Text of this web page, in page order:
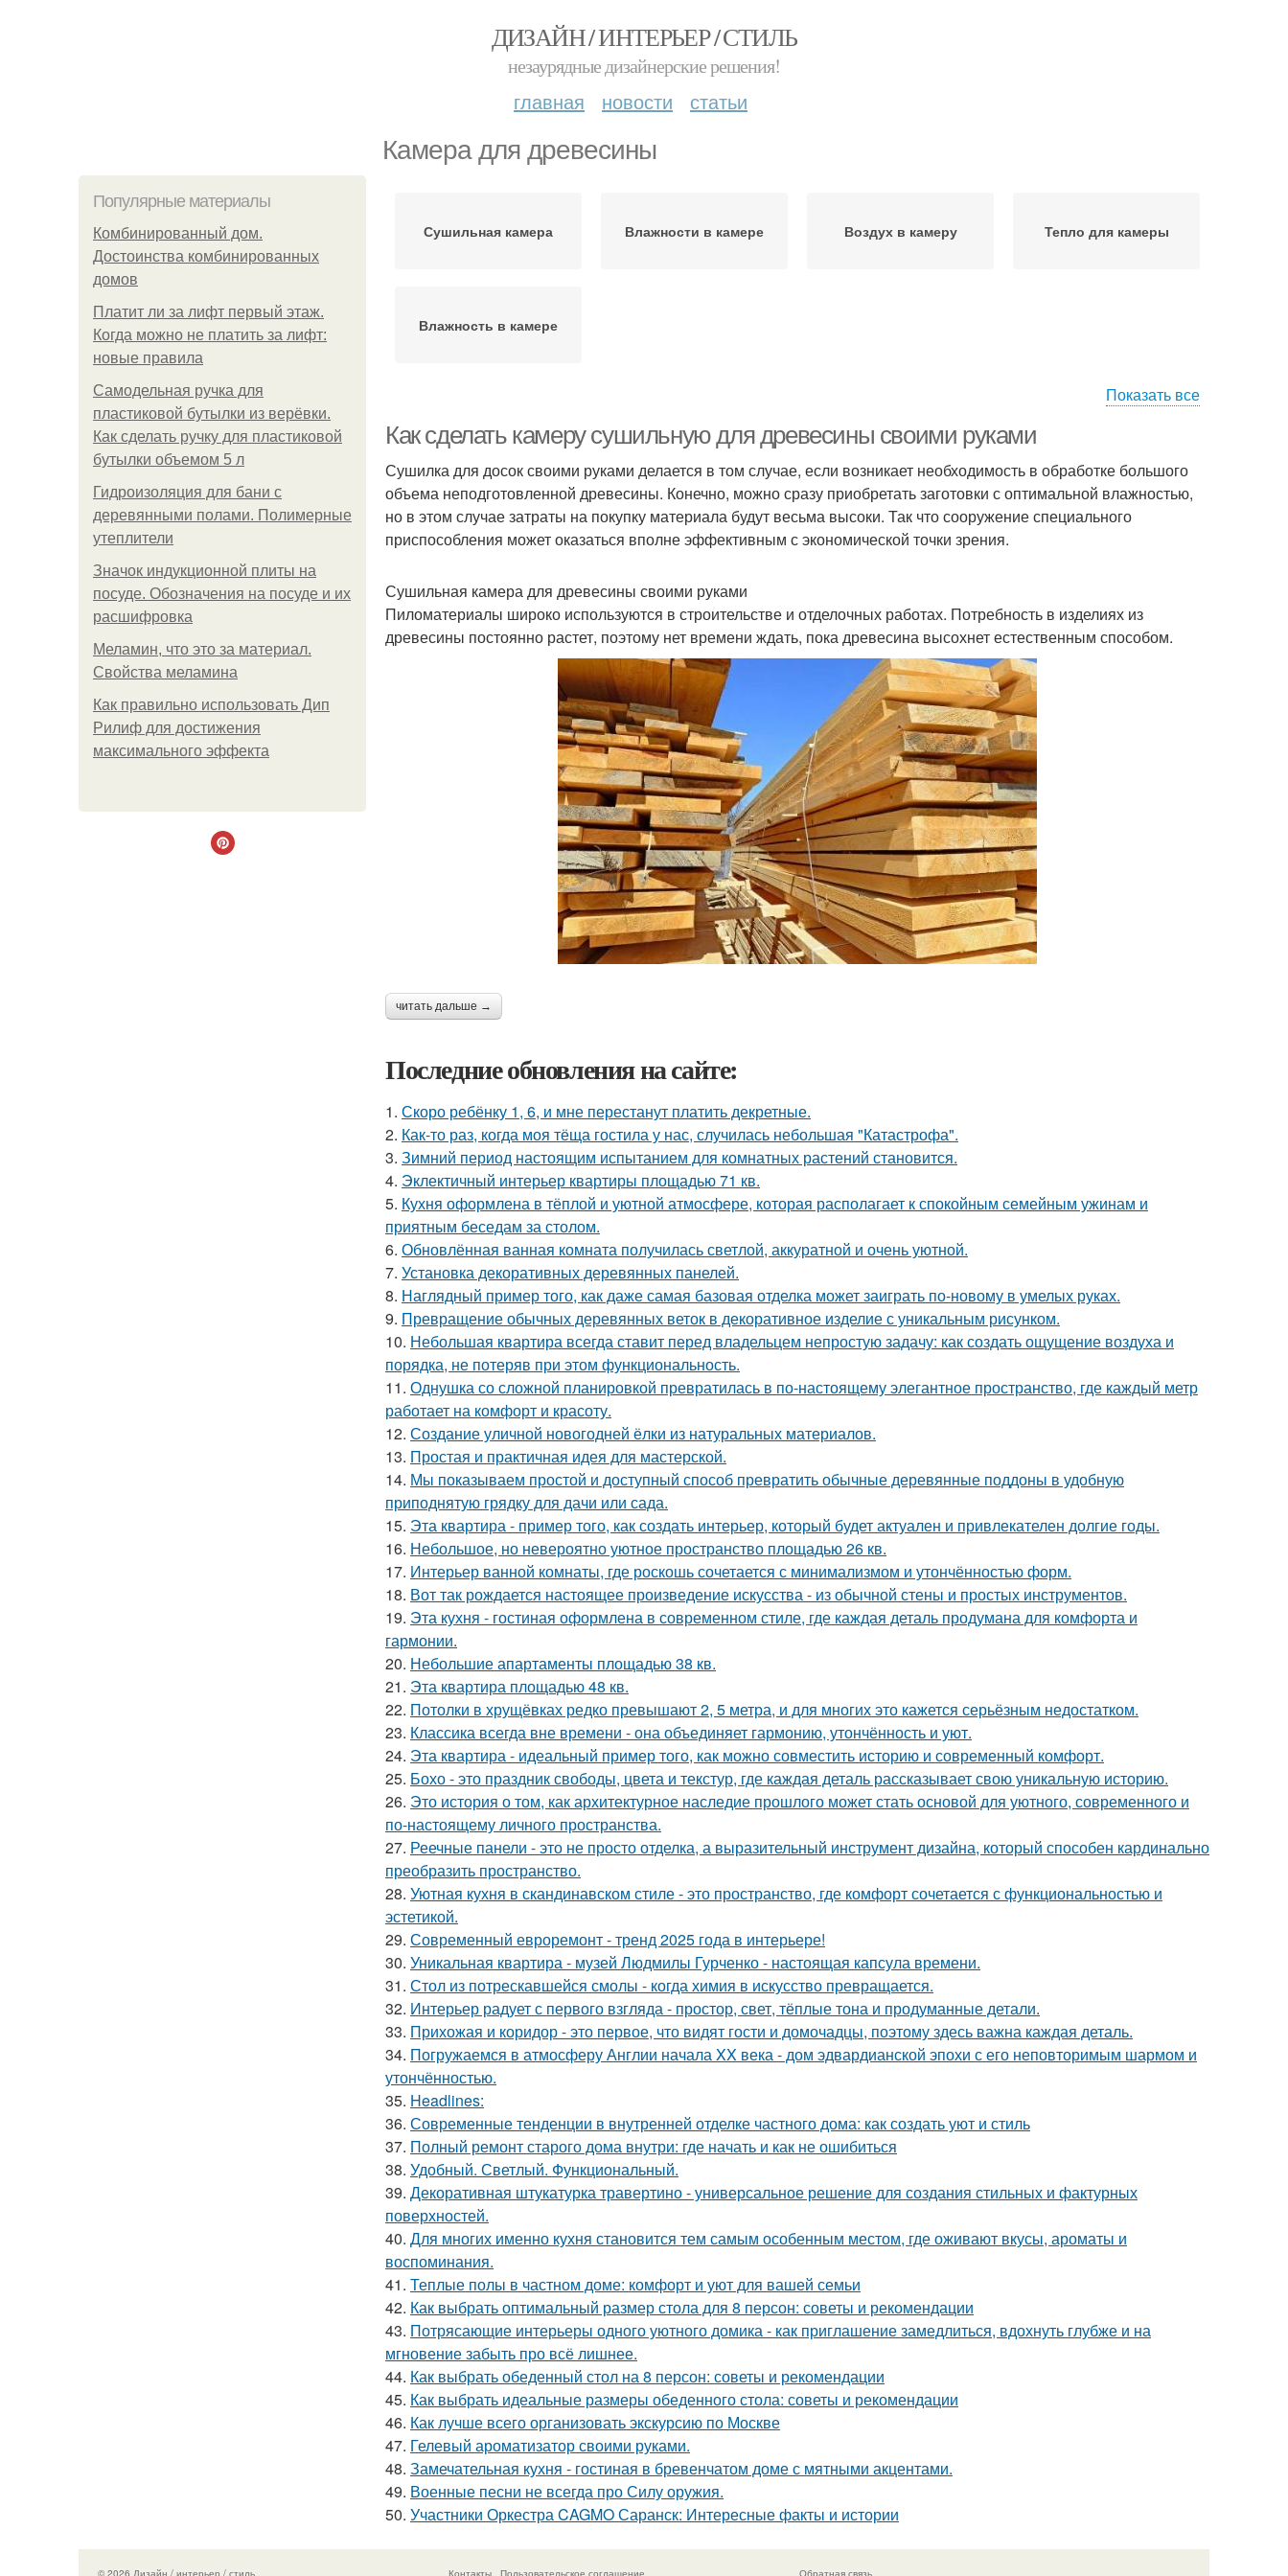
ДИЗАЙН / ИНТЕРЬЕР / СТИЛЬ
незаурядные дизайнерские решения!
главная новости статьи
Камера для древесины
Популярные материалы
Комбинированный дом.
Достоинства комбинированных
домов
Платит ли за лифт первый этаж.
Когда можно не платить за лифт:
новые правила
Самодельная ручка для
пластиковой бутылки из верёвки.
Как сделать ручку для пластиковой
бутылки объемом 5 л
Гидроизоляция для бани с
деревянными полами. Полимерные
утеплители
Значок индукционной плиты на
посуде. Обозначения на посуде и их
расшифровка
Меламин, что это за материал.
Свойства меламина
Как правильно использовать Дип
Рилиф для достижения
максимального эффекта
Сушильная камера Влажности в камере Воздух в камеру Тепло для камеры
Влажность в камере
Показать все
Как сделать камеру сушильную для древесины своими руками
Сушилка для досок своими руками делается в том случае, если возникает необходимость в обработке большого
объема неподготовленной древесины. Конечно, можно сразу приобретать заготовки с оптимальной влажностью,
но в этом случае затраты на покупку материала будут весьма высоки. Так что сооружение специального
приспособления может оказаться вполне эффективным с экономической точки зрения.
Сушильная камера для древесины своими руками
Пиломатериалы широко используются в строительстве и отделочных работах. Потребность в изделиях из
древесины постоянно растет, поэтому нет времени ждать, пока древесина высохнет естественным способом.
читать дальше →
Последние обновления на сайте:
1. Скоро ребёнку 1, 6, и мне перестанут платить декретные.
2. Как-то раз, когда моя тёща гостила у нас, случилась небольшая "Катастрофа".
3. Зимний период настоящим испытанием для комнатных растений становится.
4. Эклектичный интерьер квартиры площадью 71 кв.
5. Кухня оформлена в тёплой и уютной атмосфере, которая располагает к спокойным семейным ужинам и
приятным беседам за столом.
6. Обновлённая ванная комната получилась светлой, аккуратной и очень уютной.
7. Установка декоративных деревянных панелей.
8. Наглядный пример того, как даже самая базовая отделка может заиграть по-новому в умелых руках.
9. Превращение обычных деревянных веток в декоративное изделие с уникальным рисунком.
10. Небольшая квартира всегда ставит перед владельцем непростую задачу: как создать ощущение воздуха и
порядка, не потеряв при этом функциональность.
11. Однушка со сложной планировкой превратилась в по-настоящему элегантное пространство, где каждый метр
работает на комфорт и красоту.
12. Создание уличной новогодней ёлки из натуральных материалов.
13. Простая и практичная идея для мастерской.
14. Мы показываем простой и доступный способ превратить обычные деревянные поддоны в удобную
приподнятую грядку для дачи или сада.
15. Эта квартира - пример того, как создать интерьер, который будет актуален и привлекателен долгие годы.
16. Небольшое, но невероятно уютное пространство площадью 26 кв.
17. Интерьер ванной комнаты, где роскошь сочетается с минимализмом и утончённостью форм.
18. Вот так рождается настоящее произведение искусства - из обычной стены и простых инструментов.
19. Эта кухня - гостиная оформлена в современном стиле, где каждая деталь продумана для комфорта и
гармонии.
20. Небольшие апартаменты площадью 38 кв.
21. Эта квартира площадью 48 кв.
22. Потолки в хрущёвках редко превышают 2, 5 метра, и для многих это кажется серьёзным недостатком.
23. Классика всегда вне времени - она объединяет гармонию, утончённость и уют.
24. Эта квартира - идеальный пример того, как можно совместить историю и современный комфорт.
25. Бохо - это праздник свободы, цвета и текстур, где каждая деталь рассказывает свою уникальную историю.
26. Это история о том, как архитектурное наследие прошлого может стать основой для уютного, современного и
по-настоящему личного пространства.
27. Реечные панели - это не просто отделка, а выразительный инструмент дизайна, который способен кардинально
преобразить пространство.
28. Уютная кухня в скандинавском стиле - это пространство, где комфорт сочетается с функциональностью и
эстетикой.
29. Современный евроремонт - тренд 2025 года в интерьере!
30. Уникальная квартира - музей Людмилы Гурченко - настоящая капсула времени.
31. Стол из потрескавшейся смолы - когда химия в искусство превращается.
32. Интерьер радует с первого взгляда - простор, свет, тёплые тона и продуманные детали.
33. Прихожая и коридор - это первое, что видят гости и домочадцы, поэтому здесь важна каждая деталь.
34. Погружаемся в атмосферу Англии начала XX века - дом эдвардианской эпохи с его неповторимым шармом и
утончённостью.
35. Headlines:
36. Современные тенденции в внутренней отделке частного дома: как создать уют и стиль
37. Полный ремонт старого дома внутри: где начать и как не ошибиться
38. Удобный. Светлый. Функциональный.
39. Декоративная штукатурка травертино - универсальное решение для создания стильных и фактурных
поверхностей.
40. Для многих именно кухня становится тем самым особенным местом, где оживают вкусы, ароматы и
воспоминания.
41. Теплые полы в частном доме: комфорт и уют для вашей семьи
42. Как выбрать оптимальный размер стола для 8 персон: советы и рекомендации
43. Потрясающие интерьеры одного уютного домика - как приглашение замедлиться, вдохнуть глубже и на
мгновение забыть про всё лишнее.
44. Как выбрать обеденный стол на 8 персон: советы и рекомендации
45. Как выбрать идеальные размеры обеденного стола: советы и рекомендации
46. Как лучше всего организовать экскурсию по Москве
47. Гелевый ароматизатор своими руками.
48. Замечательная кухня - гостиная в бревенчатом доме с мятными акцентами.
49. Военные песни не всегда про Силу оружия.
50. Участники Оркестра CAGMO Саранск: Интересные факты и истории
© 2026 Дизайн / интерьер / стиль Контакты Пользовательское соглашение Обратная связь